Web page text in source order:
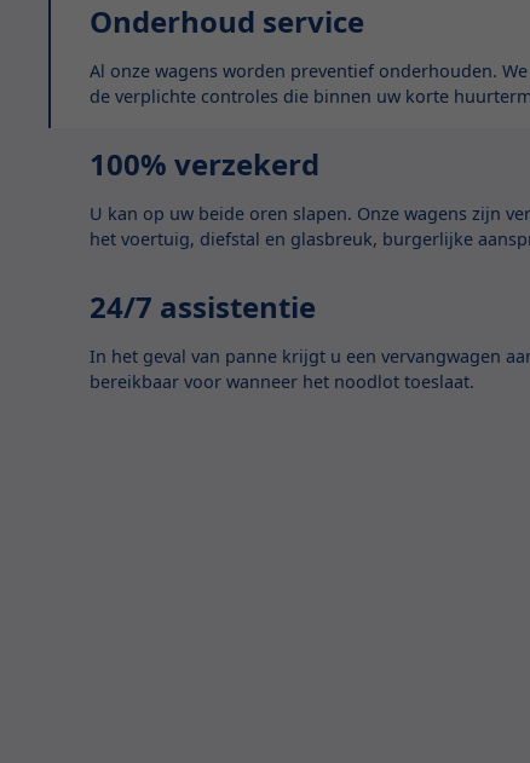
Onderhoud service
Al onze wagens worden preventief onderhouden.
de verplichte controles die binnen uw korte
100% verzekerd
U kan op uw beide oren slapen. Onze wagens zijn
het voertuig, diefstal en glasbreuk, burgerlijke
24/7 assistentie
In het geval van panne krijgt u een vervangwagen
bereikbaar voor wanneer het noodlot toeslaat.